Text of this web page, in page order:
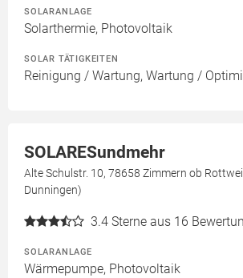
SOLARANLAGE
Solarthermie, Photovoltaik
SOLAR TÄTIGKEITEN
Reinigung / Wartung, Wartung /
SOLARESundmehr
Alte Schulstr. 10, 78658 Zimmern ob
Dunningen)
3.4 Sterne aus 16
SOLARANLAGE
Wärmepumpe, Photovoltaik